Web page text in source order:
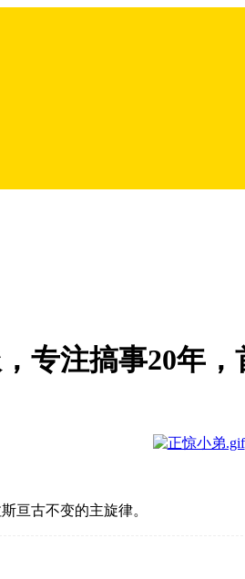
专注搞事20年
亘古不变的主旋律。